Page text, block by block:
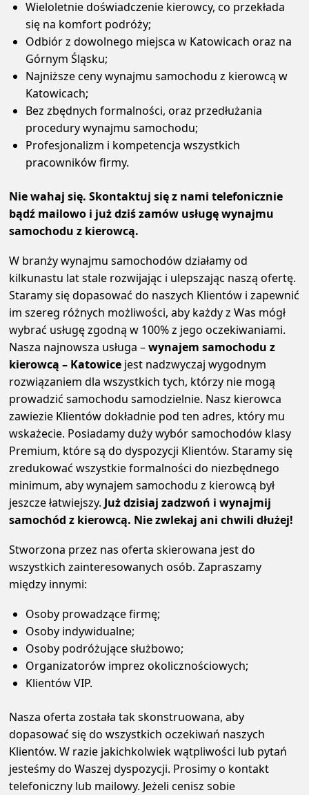
Wieloletnie doświadczenie kierowcy, co przekłada
się na komfort podróży;
Odbiór z dowolnego miejsca w Katowicach oraz na
Górnym Śląsku;
Najniższe ceny wynajmu samochodu z kierowcą w
Katowicach;
Bez zbędnych formalności, oraz przedłużania
procedury wynajmu samochodu;
Profesjonalizm i kompetencja wszystkich
pracowników firmy.
Nie wahaj się. Skontaktuj się z nami telefonicznie
bądź mailowo i już dziś zamów usługę wynajmu
samochodu z kierowcą.
W branży wynajmu samochodów działamy od
kilkunastu lat stale rozwijając i ulepszając naszą ofertę.
Staramy się dopasować do naszych Klientów i zapewnić
im szereg różnych możliwości, aby każdy z Was mógł
wybrać usługę zgodną w 100% z jego oczekiwaniami.
Nasza najnowsza usługa –wynajem samochodu z
kierowcą – Katowice jest nadzwyczaj wygodnym
rozwiązaniem dla wszystkich tych, którzy nie mogą
prowadzić samochodu samodzielnie. Nasz kierowca
zawiezie Klientów dokładnie pod ten adres, który mu
wskażecie. Posiadamy duży wybór samochodów klasy
Premium, które są do dyspozycji Klientów. Staramy się
zredukować wszystkie formalności do niezbędnego
minimum, aby wynajem samochodu z kierowcą był
jeszcze łatwiejszy. Już dzisiaj zadzwoń i wynajmij
samochód z kierowcą. Nie zwlekaj ani chwili dłużej!
Stworzona przez nas oferta skierowana jest do
wszystkich zainteresowanych osób. Zapraszamy
między innymi:
Osoby prowadzące firmę;
Osoby indywidualne;
Osoby podróżujące służbowo;
Organizatorów imprez okolicznościowych;
Klientów VIP.
Nasza oferta została tak skonstruowana, aby
dopasować się do wszystkich oczekiwań naszych
Klientów. W razie jakichkolwiek wątpliwości lub pytań
jesteśmy do Waszej dyspozycji. Prosimy o kontakt
telefoniczny lub mailowy. Jeżeli cenisz sobie